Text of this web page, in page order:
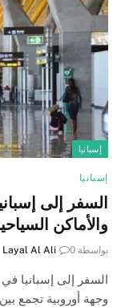
إسبانيا
إسبانيا
والأماكن
بواسطة Layal Al Ali 0
السفر إلى إسبانيا
وجهة أوروبية تجمع